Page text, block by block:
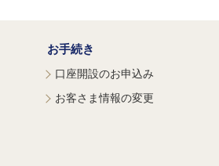
お手続き
口座開設のお申込み
お客さま情報の変更